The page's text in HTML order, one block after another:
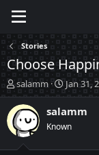
Stories
Choose
T
h
r
e
a
d
salamm
S
t
a
t
Jan 31,
salamm
Known